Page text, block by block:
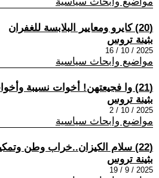
(20) كايرو ومعايير البلابسة للغفران
بثينة تروس
2025 / 10 / 16
مواضيع وابحاث سياسية
(21) وا فجيعتهن! أخوات نسيبة وأخوات تأسيس
بثينة تروس
2025 / 10 / 2
مواضيع وابحاث سياسية
(22) سلام الكيزان..خراب وطن وتمكين!
بثينة تروس
2025 / 9 / 19